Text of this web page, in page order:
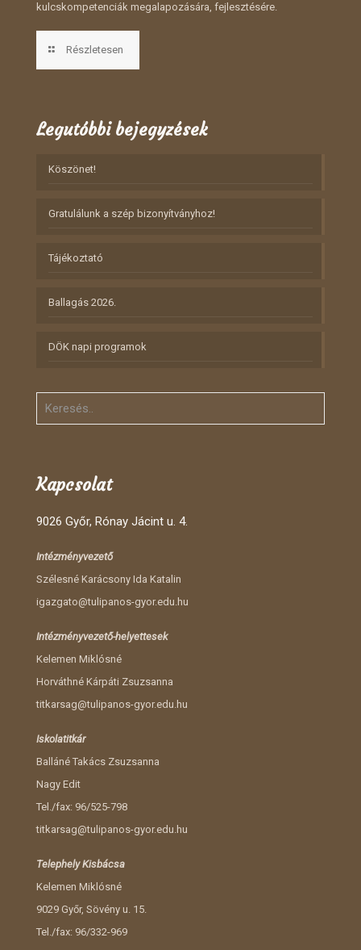
kulcskompetenciák megalapozására, fejlesztésére.
Részletesen
Legutóbbi bejegyzések
Köszönet!
Gratulálunk a szép bizonyítványhoz!
Tájékoztató
Ballagás 2026.
DÖK napi programok
Kapcsolat
9026 Győr, Rónay Jácint u. 4.
Intézményvezető
Szélesné Karácsony Ida Katalin
igazgato@tulipanos-gyor.edu.hu
Intézményvezető-helyettesek
Kelemen Miklósné
Horváthné Kárpáti Zsuzsanna
titkarsag@tulipanos-gyor.edu.hu
Iskolatitkár
Balláné Takács Zsuzsanna
Nagy Edit
Tel./fax: 96/525-798
titkarsag@tulipanos-gyor.edu.hu
Telephely Kisbácsa
Kelemen Miklósné
9029 Győr, Sövény u. 15.
Tel./fax: 96/332-969